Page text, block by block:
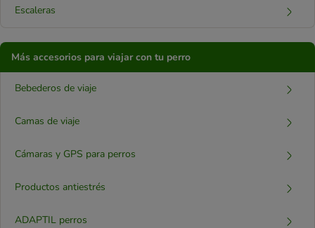
Escaleras
Más accesorios para viajar con tu perro
Bebederos de viaje
Camas de viaje
Cámaras y GPS para perros
Productos antiestrés
ADAPTIL perros